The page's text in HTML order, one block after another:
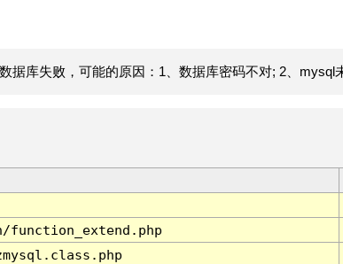
据库失败，可能的原因：1、数据库密码不对; 2、mysql